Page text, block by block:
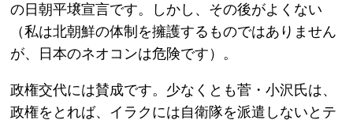
の日朝平壌宣言です。しかし、その後がよくない
（私は北朝鮮の体制を擁護するものではありません
が、日本のネオコンは危険です）。
政権交代には賛成です。少なくとも菅・小沢氏は、
政権をとれば、イラクには自衛隊を派遣しないとテ